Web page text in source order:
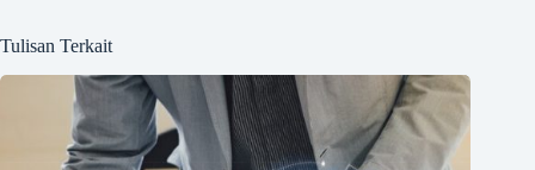
Tulisan Terkait